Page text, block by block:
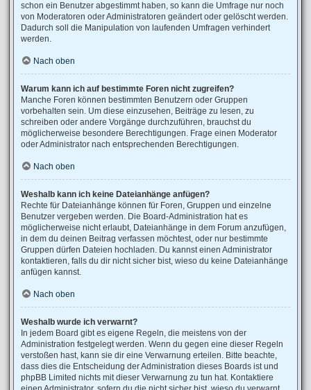
schon ein Benutzer abgestimmt haben, so kann die Umfrage nur noch
von Moderatoren oder Administratoren geändert oder gelöscht werden.
Dadurch soll die Manipulation von laufenden Umfragen verhindert
werden.
Nach oben
Warum kann ich auf bestimmte Foren nicht zugreifen?
Manche Foren können bestimmten Benutzern oder Gruppen
vorbehalten sein. Um diese einzusehen, Beiträge zu lesen, zu
schreiben oder andere Vorgänge durchzuführen, brauchst du
möglicherweise besondere Berechtigungen. Frage einen Moderator
oder Administrator nach entsprechenden Berechtigungen.
Nach oben
Weshalb kann ich keine Dateianhänge anfügen?
Rechte für Dateianhänge können für Foren, Gruppen und einzelne
Benutzer vergeben werden. Die Board-Administration hat es
möglicherweise nicht erlaubt, Dateianhänge in dem Forum anzufügen,
in dem du deinen Beitrag verfassen möchtest, oder nur bestimmte
Gruppen dürfen Dateien hochladen. Du kannst einen Administrator
kontaktieren, falls du dir nicht sicher bist, wieso du keine Dateianhänge
anfügen kannst.
Nach oben
Weshalb wurde ich verwarnt?
In jedem Board gibt es eigene Regeln, die meistens von der
Administration festgelegt werden. Wenn du gegen eine dieser Regeln
verstoßen hast, kann sie dir eine Verwarnung erteilen. Bitte beachte,
dass dies die Entscheidung der Administration dieses Boards ist und
phpBB Limited nichts mit dieser Verwarnung zu tun hat. Kontaktiere